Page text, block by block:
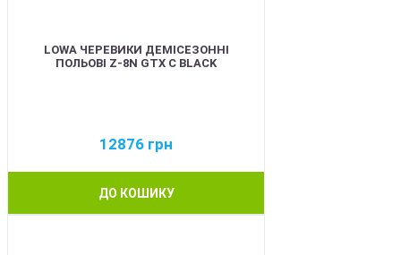
LOWA ЧЕРЕВИКИ ДЕМІСЕЗОННІ
ПОЛЬОВІ Z-8N GTX C BLACK
12876 грн
ДО КОШИКУ